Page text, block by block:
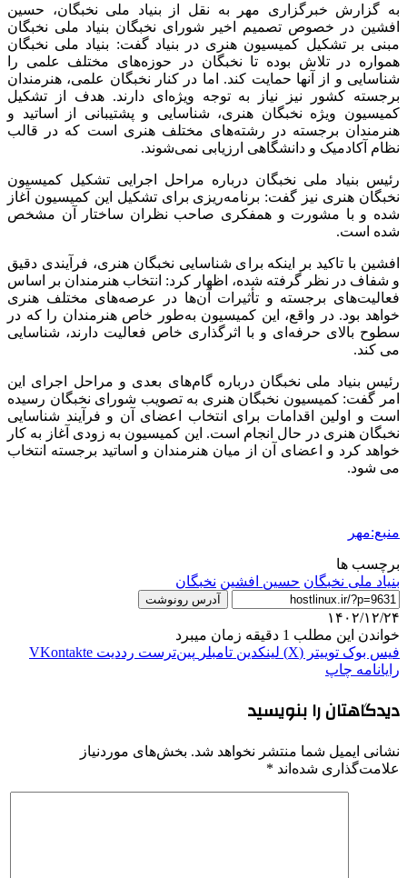
به گزارش خبرگزاری مهر به نقل از بنیاد ملی نخبگان، حسین
افشین در خصوص تصمیم اخیر شورای نخبگان بنیاد ملی نخبگان
مبنی بر تشکیل کمیسیون هنری در بنیاد گفت: بنیاد ملی نخبگان
همواره در تلاش بوده تا نخبگان در حوزه‌های مختلف علمی را
شناسایی و از آنها حمایت کند. اما در کنار نخبگان علمی، هنرمندان
برجسته کشور نیز نیاز به توجه ویژه‌ای دارند. هدف از تشکیل
کمیسیون ویژه نخبگان هنری، شناسایی و پشتیبانی از اساتید و
هنرمندان برجسته در رشته‌های مختلف هنری است که در قالب
نظام آکادمیک و دانشگاهی ارزیابی نمی‌شوند.
رئیس بنیاد ملی نخبگان درباره مراحل اجرایی تشکیل کمیسیون
نخبگان هنری نیز گفت: برنامه‌ریزی برای تشکیل این کمیسیون آغاز
شده و با مشورت و همفکری صاحب نظران ساختار آن مشخص
شده است.
افشین با تاکید بر اینکه برای شناسایی نخبگان هنری، فرآیندی دقیق
و شفاف در نظر گرفته شده، اظهار کرد: انتخاب هنرمندان بر اساس
فعالیت‌های برجسته و تأثیرات آن‌ها در عرصه‌های مختلف هنری
خواهد بود. در واقع، این کمیسیون به‌طور خاص هنرمندان را که در
سطوح بالای حرفه‌ای و با اثرگذاری خاص فعالیت دارند، شناسایی
می کند.
رئیس بنیاد ملی نخبگان درباره گام‌های بعدی و مراحل اجرای این
امر گفت: کمیسیون نخبگان هنری به تصویب شورای نخبگان رسیده
است و اولین اقدامات برای انتخاب اعضای آن و فرآیند شناسایی
نخبگان هنری در حال انجام است. این کمیسیون به زودی آغاز به کار
خواهد کرد و اعضای آن از میان هنرمندان و اساتید برجسته انتخاب
می شود.
منبع:مهر
برچسب ها
بنیاد ملی نخبگان حسین افشین نخبگان
آدرس رونوشت
۱۴۰۲/۱۲/۲۴
خواندن این مطلب 1 دقیقه زمان میبرد
فیس بوک توییتر (X) لینکدین ‫تامبلر ‫پین‌ترست ‫رددیت ‫VKontakte
رایانامه چاپ
دیدگاهتان را بنویسید
نشانی ایمیل شما منتشر نخواهد شد. بخش‌های موردنیاز
علامت‌گذاری شده‌اند *